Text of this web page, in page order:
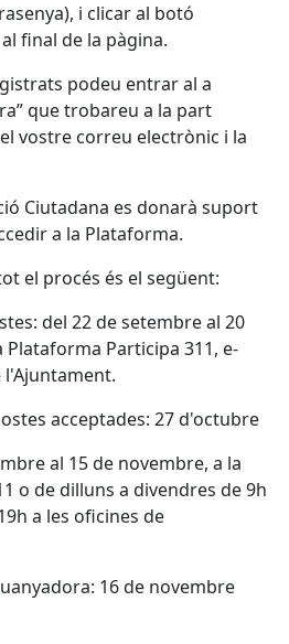
i clicar al botó
final de la pàgina.
podeu entrar al a
que trobareu a la part
vostre correu electrònic i la
Ciutadana es donarà suport
a la Plataforma.
el procés és el següent:
del 22 de setembre al 20
Participa 311, e-
l'Ajuntament.
acceptades: 27 d'octubre
al 15 de novembre, a la
o de dilluns a divendres de 9h
a les oficines de
16 de novembre